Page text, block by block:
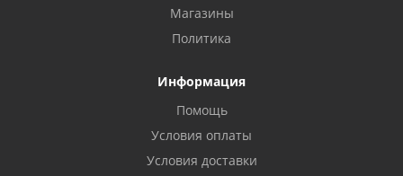
Магазины
Политика
Информация
Помощь
Условия оплаты
Условия доставки